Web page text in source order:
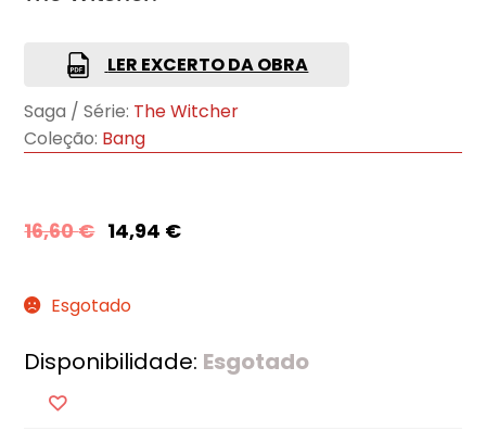
LER EXCERTO DA OBRA
Saga / Série: The Witcher
Coleção: Bang
16,60€ 14,94 €
Esgotado
Disponibilidade: Esgotado